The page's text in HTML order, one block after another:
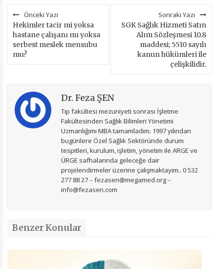
Önceki Yazı
Hekimler tacir mi yoksa
hastane çalışanı mı yoksa
serbest meslek mensubu
mu?
Sonraki Yazı
SGK Sağlık Hizmeti Satın
Alım Sözleşmesi 10.8
maddesi; 5510 sayılı
kanun hükümleri ile
çelişkilidir.
Dr. Feza ŞEN
Tıp fakültesi mezuniyeti sonrası İşletme
Fakültesinden Sağlık Bilimleri Yönetimi
Uzmanlığımı MBA tamamladım. 1997 yılından
bugünlere Özel Sağlık Sektöründe durum
tespitleri, kurulum, işletim, yönetim ile ARGE ve
ÜRGE safhalarında geleceğe dair
projelendirmeler üzerine çalışmaktayım.. 0 532
277 88 27 – fezasen@megamed.org –
info@fezasen.com
Benzer Konular